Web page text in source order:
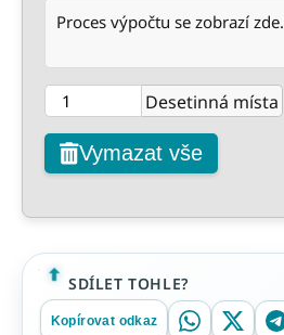
Proces výpočtu se zobrazí zde.
Desetinná místa
Vymazat vše
SDÍLET TOHLE?
Kopírovat odkaz